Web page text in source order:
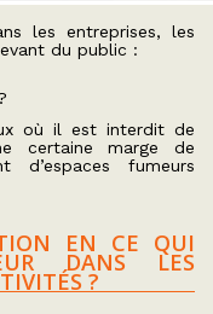
les entreprises, les
du public :
où il est interdit de
certaine marge de
d’espaces fumeurs
EN CE QUI
DANS LES
?